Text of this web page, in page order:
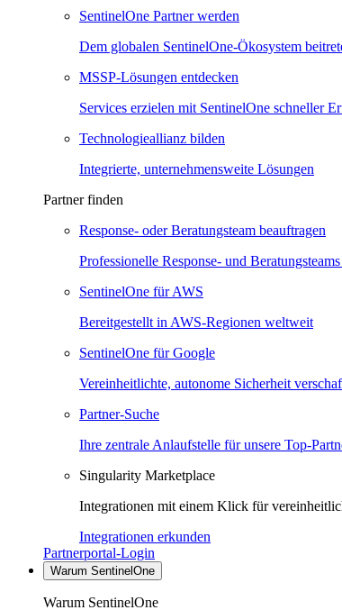
SentinelOne Partner werden
Dem globalen SentinelOne-Ökosystem
MSSP-Lösungen entdecken
Services erzielen mit SentinelOne schneller
Technologieallianz bilden
Integrierte, unternehmensweite Lösungen
Partner finden
Response- oder Beratungsteam beauftragen
Professionelle Response- und
SentinelOne für AWS
Bereitgestellt in AWS-Regionen weltweit
SentinelOne für Google
Vereinheitlichte, autonome Sicherheit
Partner-Suche
Ihre zentrale Anlaufstelle für unsere Top-
Singularity Marketplace
Integrationen mit einem Klick für
Integrationen erkunden
Partnerportal-Login
Warum SentinelOne
Warum SentinelOne